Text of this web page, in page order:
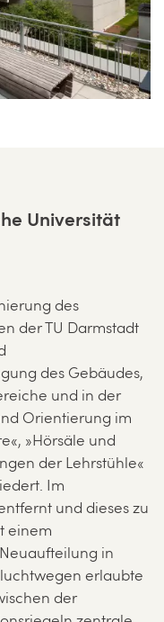
Universität
des
der TU Darmstadt
des Gebäudes,
und in der
Orientierung im
»Hörsäle und
der Lehrstühle«
Im
und dieses zu
einem
in
erlaubte
der